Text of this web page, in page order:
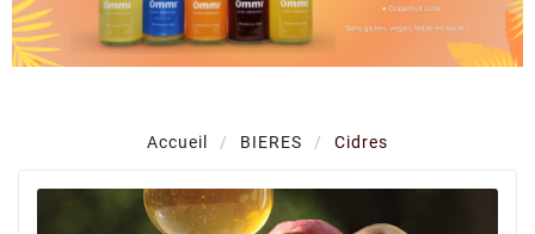
Accueil BIERES Cidres